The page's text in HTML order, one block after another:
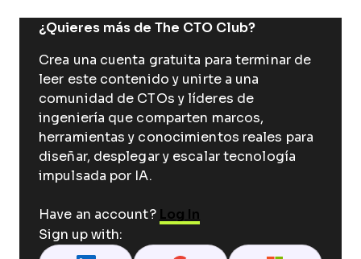
¿Quieres más de The CTO Club?
Crea una cuenta gratuita para terminar de
leer este contenido y unirte a una
comunidad de CTOs y líderes de
ingeniería que comparten marcos,
herramientas y conocimientos reales para
diseñar, desplegar y escalar tecnología
impulsada por IA.
Have an account? Log In
Sign up with: